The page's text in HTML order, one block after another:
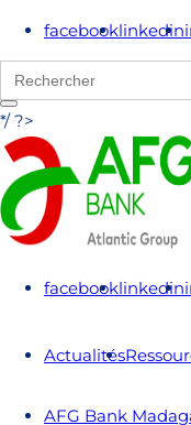
facebooklinkedin
Search
for:
*/ ?>
facebooklinkedin
Actualités
AFG Bank